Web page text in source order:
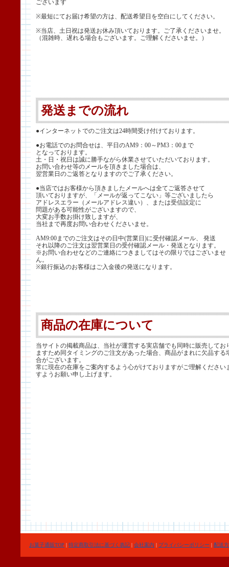
ございます
※最短にてお届け希望の方は、配送希望日を空白にしてください。
※当店、土日祝は発送お休み頂いております。ご了承くださいませ。
（混雑時、遅れる場合もございます。ご理解くださいませ。）
発送までの流れ
●インターネットでのご注文は24時間受け付けております。
●お電話でのお問合せは、平日のAM9：00～PM3：00まで
となっております。
土・日・祝日は誠に勝手ながら休業させていただいております。
お問い合わせ等のメールを頂きました場合は、
翌営業日のご返答となりますのでご了承ください。
●当店ではお客様から頂きましたメールへは全てご返答させて
頂いておりますが、「メールが返ってこない」等ございましたら
アドレスエラー（メールアドレス違い）、または受信設定に
問題がある可能性がございますので、
大変お手数お掛け致しますが、
当社まで再度お問い合わせくださいませ。
AM9:00までのご注文はその日中(営業日)に受付確認メール、 発送
それ以降のご注文は翌営業日の受付確認メール・発送となります。
※お問い合わせなどのご連絡につきましてはその限りではございませ
ん。
※銀行振込のお客様はご入金後の発送になります。
商品の在庫について
当サイトの掲載商品は、当社が運営する実店舗でも同時に販売してお
ますため同タイミングのご注文があった場合、商品がまれに欠品する
合がございます。
常に現在の在庫をご案内するよう心がけておりますがご理解ください
すようお願い申し上げます。
お菓子通販TOP | 特定商取引法に基づく表記 | 会社案内 | プライバシーポリシー | 配送